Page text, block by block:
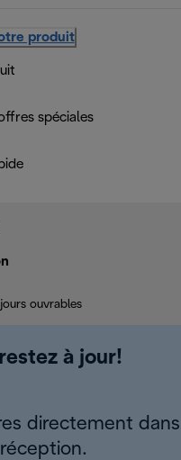
produit
spéciales
ouvrables
à jour!
directement dans